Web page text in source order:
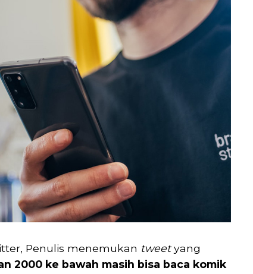
Penulis menemukan tweetyang
2000 ke bawah masih bisa baca komik